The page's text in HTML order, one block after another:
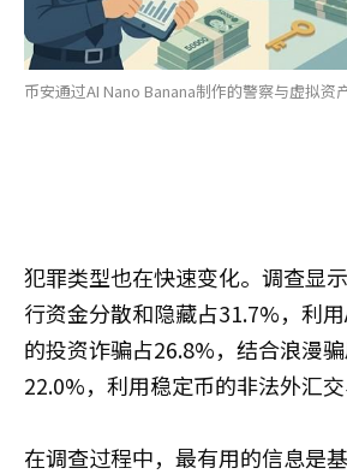
币安通过AI Nano Banana制作的警察与虚拟资
犯罪类型也在快速变化。调查显
行资金分散和隐藏占31.7%，利
的投资诈骗占26.8%，结合浪漫
22.0%，利用稳定币的非法外汇交
在调查过程中，最有用的信息是